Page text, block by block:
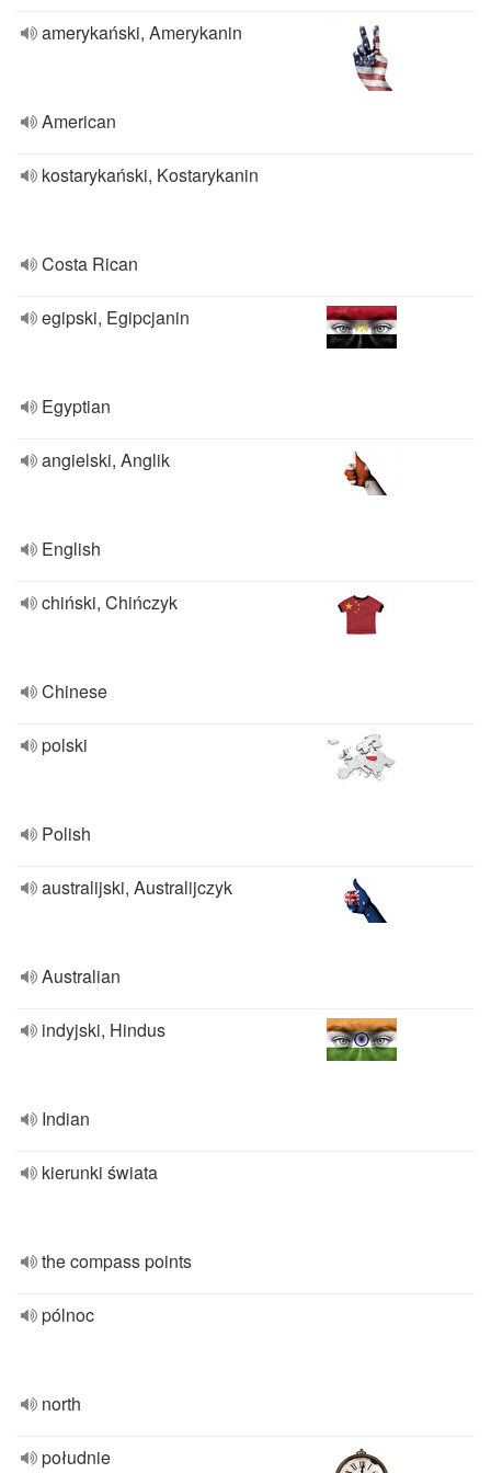
amerykański, Amerykanin
American
kostarykański, Kostarykanin
Costa Rican
egipski, Egipcjanin
Egyptian
angielski, Anglik
English
chiński, Chińczyk
Chinese
polski
Polish
australijski, Australijczyk
Australian
indyjski, Hindus
Indian
kierunki świata
the compass points
pólnoc
north
południe